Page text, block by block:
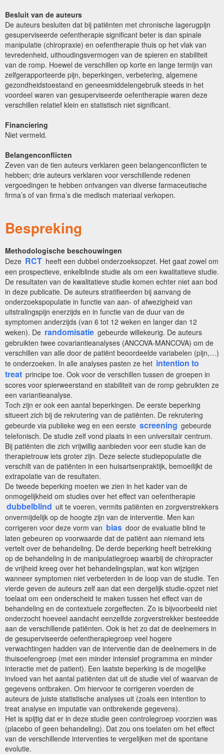
Besluit van de auteurs
De auteurs besluiten dat bij patiënten met chronische lagerugpijn
gesuperviseerde oefentherapie significant beter is dan spinale
manipulatie (chiropraxie) en oefentherapie thuis op het vlak van
tevredenheid, uithoudingsvermogen van de spieren en stabiliteit
van de romp. Hoewel de verschillen op korte en lange termijn van
zelfgerapporteerde pijn, beperkingen, verbetering, algemene
gezondheidstoestand en geneesmiddelengebruik steeds in het
voordeel waren van gesuperviseerde oefentherapie waren deze
verschillen relatief klein en statistisch niet significant.
Financiering
Niet vermeld.
Belangenconflicten
Zeven van de tien auteurs verklaren geen belangenconflicten te
hebben; drie auteurs verklaren voor verschillende redenen
vergoedingen te hebben ontvangen van diverse farmaceutische
firma’s of van firma’s die medisch materiaal verkopen.
Bespreking
Methodologische beschouwingen
Deze RCT heeft een dubbel onderzoeksopzet. Het gaat zowel om
een prospectieve, enkelblinde studie als om een kwalitatieve studie.
De resultaten van de kwalitatieve studie komen echter niet aan bod
in deze publicatie. De auteurs stratifieerden bij aanvang de
onderzoekspopulatie in functie van aan- of afwezigheid van
uitstralingspijn enerzijds en in functie van de duur van de
symptomen anderzijds (van 6 tot 12 weken en langer dan 12
weken). De randomisatie gebeurde willekeurig. De auteurs
gebruikten twee covariantieanalyses (ANCOVA-MANCOVA) om de
verschillen van alle door de patiënt beoordeelde variabelen (pijn,…)
te onderzoeken. In alle analyses pasten ze het intention to
treat principe toe. Ook voor de verschillen tussen de groepen in
scores voor spierweerstand en stabiliteit van de romp gebruikten ze
een variantieanalyse.
Toch zijn er ook een aantal beperkingen. De eerste beperking
situeert zich bij de rekrutering van de patiënten. De rekrutering
gebeurde via publieke weg en een eerste screening gebeurde
telefonisch. De studie zelf vond plaats in een universitair centrum.
Bij patiënten die zich vrijwillig aanbieden voor een studie kan de
therapietrouw iets groter zijn. Deze selecte studiepopulatie die
verschilt van de patiënten in een huisartsenpraktijk, bemoeilijkt de
extrapolatie van de resultaten.
De tweede beperking moeten we zien in het kader van de
onmogelijkheid om studies over het effect van oefentherapie
dubbelblind uit te voeren, vermits patiënten en zorgverstrekkers
onvermijdelijk op de hoogte zijn van de interventie. Men kan
corrigeren voor deze vorm van bias door de evaluatie blind te
laten gebeuren op voorwaarde dat de patiënt aan niemand iets
vertelt over de behandeling. De derde beperking heeft betrekking
op de behandeling in de manipulatiegroep waarbij de chiropracter
de vrijheid kreeg over het behandelingsplan, wat kon wijzigen
wanneer symptomen niet verbeterden in de loop van de studie. Ten
vierde geven de auteurs zelf aan dat een dergelijk studie-opzet niet
toelaat om een onderscheid te maken tussen het effect van de
behandeling en de contextuele zorgeffecten. Zo is bijvoorbeeld niet
onderzocht hoeveel aandacht eenzelfde zorgverstrekker besteedde
aan de verschillende patiënten. Ook is het zo dat de deelnemers in
de gesuperviseerde oefentherapiegroep veel hogere
verwachtingen hadden van de interventie dan de deelnemers in de
thuisoefengroep (met een minder intensief programma en minder
interactie met de patient). Een laatste beperking is de mogelijke
invloed van het aantal patiënten dat uit de studie viel of waarvan de
gegevens ontbraken. Om hiervoor te corrigeren voerden de
auteurs de juiste statistische analyses uit (zoals een intention to
treat analyse en imputatie van ontbrekende gegevens).
Het is spijtig dat er in deze studie geen controlegroep voorzien was
(placebo of geen behandeling). Dat zou ons toelaten om het effect
van de verschillende interventies te vergelijken met de spontane
evolutie.